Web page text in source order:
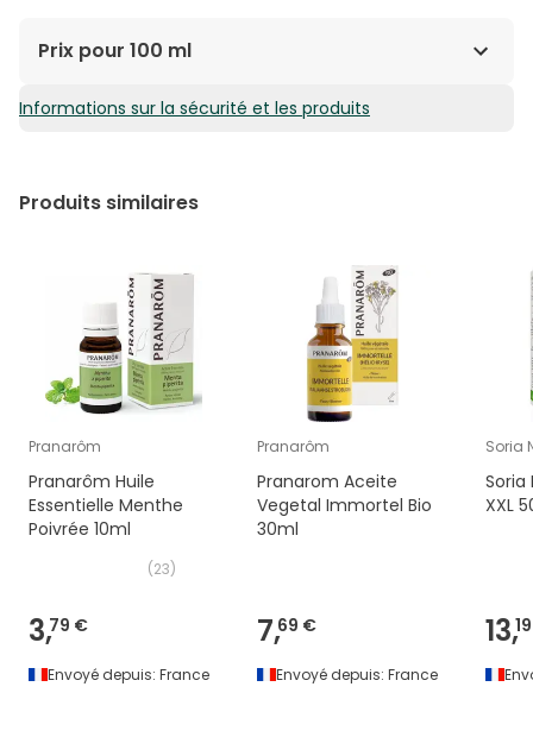
Prix pour 100 ml
5,57€ / 100 ml
Informations sur la sécurité et les produits
Produits similaires
Pranarôm
Pranarôm Huile
Essentielle Menthe
Poivrée 10ml
(23)
3,79 €
Envoyé depuis: France
Pranarôm
Pranarom Aceite
Vegetal Immortel Bio
30ml
7,69 €
Envoyé depuis: France
Soria
Soria
XXL
13,